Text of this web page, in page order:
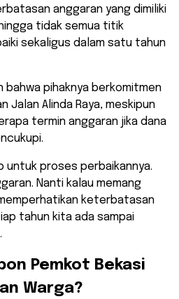
anggaran yang dimiliki
tidak semua titik
sekaligus dalam satu tahun
bahwa pihaknya berkomitmen
Jalan Alinda Raya, meskipun
termin anggaran jika dana
untuk proses perbaikannya.
Nanti kalau memang
keterbatasan
tahun kita ada sampai
Pemkot Bekasi
Warga?